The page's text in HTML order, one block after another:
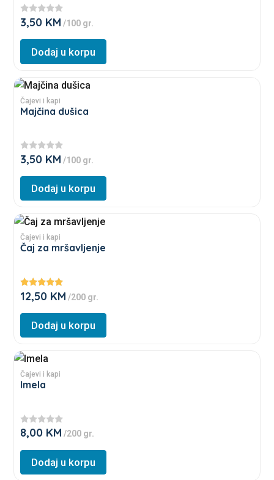
page
★
★
★
3,50 KM /100 gr.
variants.
The
options
may
chosen
on
page
Dodaj u korpu
Čajevi i kapi
Majčina dušica
★
★
★
3,50 KM /100 gr.
This
product
has
variants.
The
options
may
be
chosen
on
product
page
Dodaj u korpu
Čajevi i kapi
Čaj za mršavljenje
Ocjenjeno
5.00
12,50 KM /200 gr.
This
product
has
variants.
The
options
may
be
chosen
on
page
Dodaj u korpu
Čajevi i kapi
Imela
★
★
★
8,00 KM /200 gr.
This
product
has
variants.
The
options
may
Dodaj u korpu